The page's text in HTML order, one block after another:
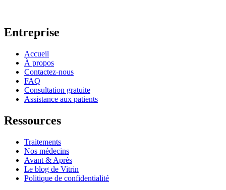
Entreprise
Accueil
À propos
Contactez-nous
FAQ
Consultation gratuite
Assistance aux patients
Ressources
Traitements
Nos médecins
Avant & Après
Le blog de Vitrin
Politique de confidentialité